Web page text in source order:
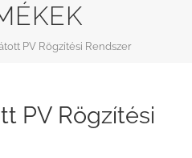
PV Rögzítési Rendszer
PV Rögzítési